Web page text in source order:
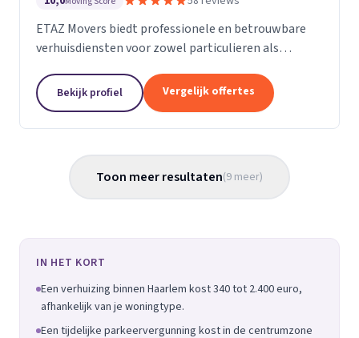
ETAZ Movers biedt professionele en betrouwbare
verhuisdiensten voor zowel particulieren als
persoonlijke aanpak, zodat elke verhuizing efficiënt
en zonder stress verloopt. Ons team werkt
zorgvuldig en met oog voor detail, zodat uw
aankomen. Wij bieden flexibele oplossingen, van
transport tot volledige inpakservice.
Klanttevredenheid, transparantie en kwaliteit
verhuizing of een grotere opdracht, ETAZ Movers
denkt met u mee en neemt al het werk uit handen.
verhuizing.
Bekijk profiel Vergelijk offertes
Toon meer resultaten(9 meer)
IN HET KORT
Een verhuizing binnen Haarlem kost 340 tot 2.400 euro,
afhankelijk van je woningtype.
Een tijdelijke parkeervergunning kost in de centrumzone